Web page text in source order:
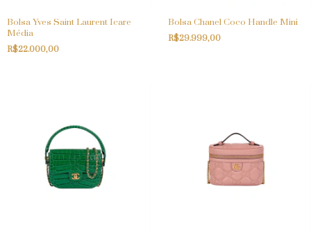
Bolsa Yves Saint Laurent Icare
Média
R$22.000,00
Bolsa Chanel Coco Handle Mini
R$29.999,00